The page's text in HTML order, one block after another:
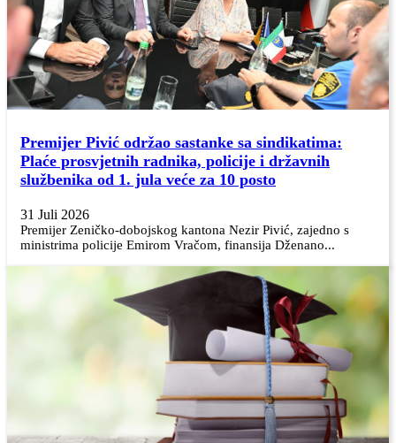
Premijer Pivić održao sastanke sa sindikatima:
Plaće prosvjetnih radnika, policije i državnih
službenika od 1. jula veće za 10 posto
31 Juli 2026
Premijer Zeničko-dobojskog kantona Nezir Pivić, zajedno s
ministrima policije Emirom Vračom, finansija Dženano...